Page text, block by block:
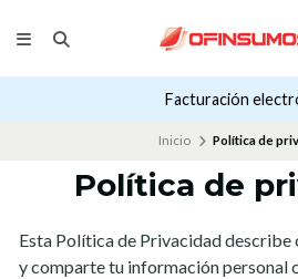
Facturación
Inicio Política de
Política de
Esta Política de Privacidad describe
y comparte tu información personal